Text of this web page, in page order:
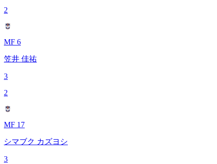
2
MF 6
笠井 佳祐
3
2
MF 17
シマブク カズヨシ
3